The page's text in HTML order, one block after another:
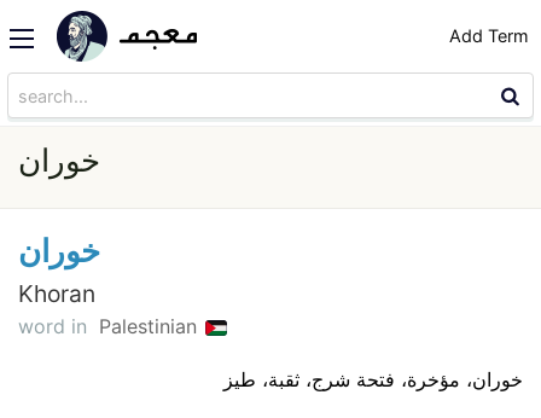
Add Term
خوران
خوران
Khoran
word in Palestinian
خوران، مؤخرة، فتحة شرج، ثقبة، طيز